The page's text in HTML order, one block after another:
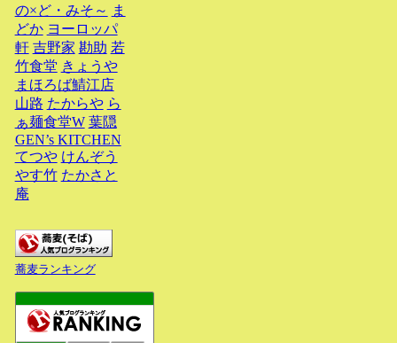
の×ど・みそ～ ま
どか ヨーロッパ
軒 吉野家 勘助 若
竹食堂 きょうや
まほろば鯖江店
山路 たからや ら
ぁ麺食堂W 葉隠
GEN’s KITCHEN
てつや けんぞう
やす竹 たかさと
庵
蕎麦ランキング